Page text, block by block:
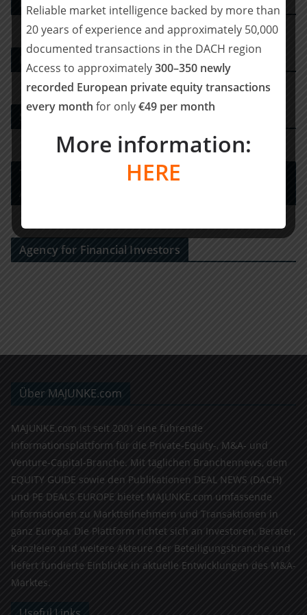
M&A-Beratungshaus
Strategy Consulting
Tax Advisory Services and Financial / Deal
Agency for Financial Investors
Über MAJUNKE.com
MAJUNKE.com ist seit 2001 eine führende
Informationsplattform für die Private-Equity-, M&A- und
Venture-Capital-Branche. Mit täglichen Branchennews, dem
EQUITY GUIDE sowie den Publikationen DEAL NEWS (DACH)
und PE DEALS EUROPE bietet MAJUNKE.com umfassende
Informationen zu Marktteilnehmern und Transaktionen in
ganz Europa. Die Plattform richtet sich an Investoren, Berater,
Kanzleien und weitere Akteure der Beteiligungsbranche und
liefert fundierte Einblicke in aktuelle Entwicklungen des M&A-
Marktes.
Reliable market intelligence backed by more than
20 years of experience and approximately 50,000
documented transactions in the DACH region
Access to approximately300–350 newly
recorded European private equity transactions
every month for only€49 per month
More information:
HERE